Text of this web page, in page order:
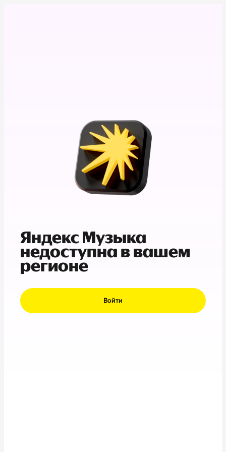
Яндекс Музыка
недоступна в вашем
регионе
Войти